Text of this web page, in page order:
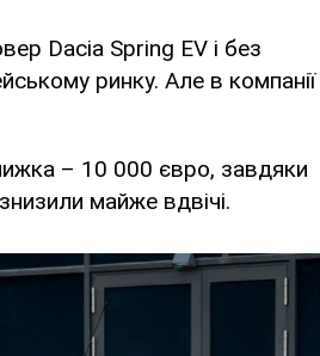
Dacia Spring EV і без
ринку. Але в компанії
– 10 000 євро, завдяки
майже вдвічі.